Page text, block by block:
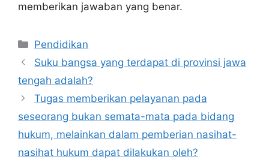
memberikan jawaban yang benar.
Kategori
Pendidikan
Suku bangsa yang terdapat di provinsi jawa
tengah adalah?
Tugas memberikan pelayanan pada
seseorang bukan semata-mata pada bidang
hukum, melainkan dalam pemberian nasihat-
nasihat hukum dapat dilakukan oleh?